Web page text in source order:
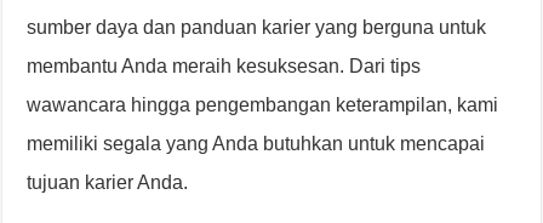
sumber daya dan panduan karier yang berguna untuk
membantu Anda meraih kesuksesan. Dari tips
wawancara hingga pengembangan keterampilan, kami
memiliki segala yang Anda butuhkan untuk mencapai
tujuan karier Anda.